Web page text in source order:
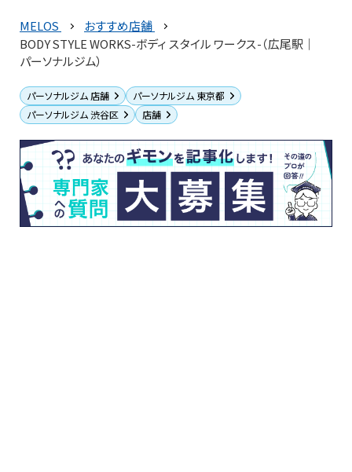
MELOS
おすすめ店舗
BODY STYLE WORKS-ボディ スタイル ワークス-（広尾駅｜
パーソナルジム）
パーソナルジム 店舗
パーソナルジム 東京都
パーソナルジム 渋谷区
店舗